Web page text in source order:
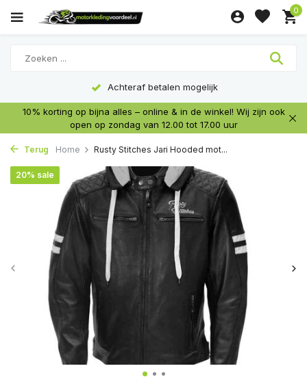
0
Achteraf betalen mogelijk
10% korting op bijna alles – online & in de winkel! Wij zijn ook
open op zondag van 12.00 tot 17.00 uur
Terug Home Rusty Stitches Jari Hooded mot...
20% sale